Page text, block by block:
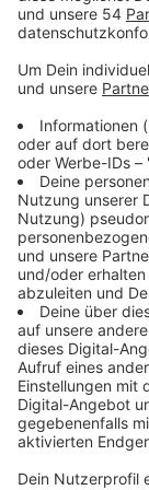
vor dem
sich gegen
Veröffentlicht:
Anzeige
Die Ministerin
solle wieder
Studierende
deswegen
digitalen
von Pfeiffer-
Austausch
könnten das
möglichst
ergreifen -